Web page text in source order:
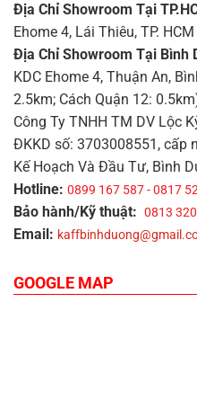
Địa Chỉ Showroom Tại
Ehome 4, Lái Thiêu, TP. HCM
Địa Chỉ Showroom Tại Bình
KDC Ehome 4, Thuận An,
2.5km; Cách Quận 12:
Công Ty TNHH TM DV Lộc
ĐKKD số: 3703008551, cấp
Kế Hoạch Và Đầu Tư, Bình
Hotline: 0899 167 587 - 0817
Bảo hành/Kỹ thuật: 0813
Email:
GOOGLE MAP